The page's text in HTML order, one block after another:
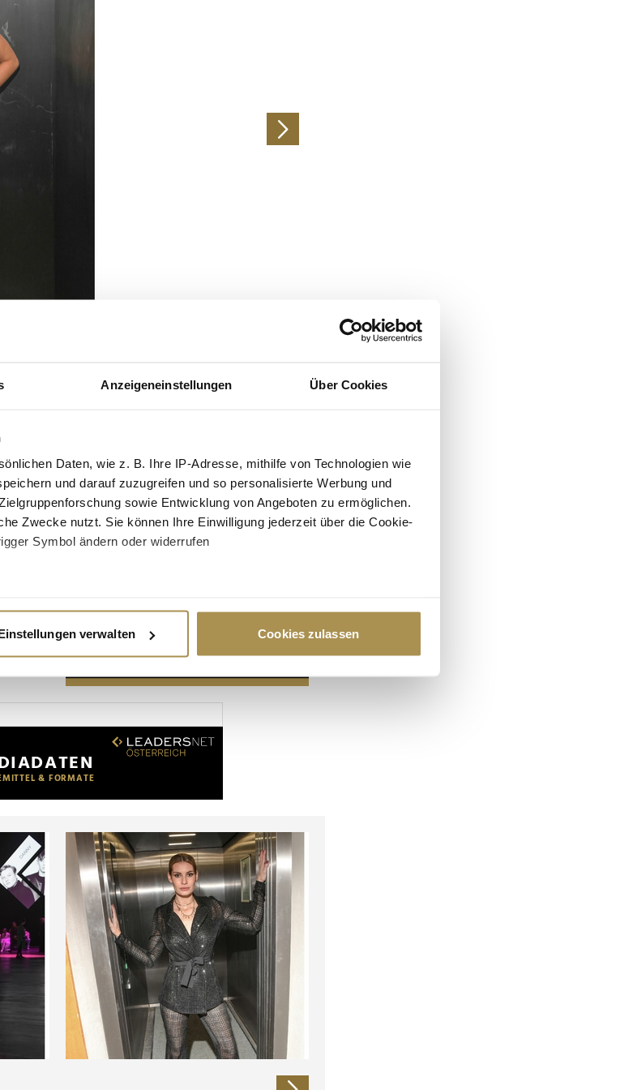
Anzeigeneinstellungen Über Cookies
Daten, wie z. B. Ihre IP-Adresse, mithilfe von Technologien wie
und darauf zuzugreifen und so personalisierte Werbung und
sowie Entwicklung von Angeboten zu ermöglichen.
Zwecke nutzt. Sie können Ihre Einwilligung jederzeit über die Cookie-
Symbol ändern oder widerrufen
Daten verarbeitet werden, und legen Sie Ihre Präferenzen im
zu personalisieren, Funktionen für soziale Medien anbieten zu können
und Analysen weiter. Unsere Partner führen diese Informationen
Sie ihnen bereitgestellt haben oder die sie im Rahmen Ihrer Nutzung
verwalten Cookies zulassen
Advertisement